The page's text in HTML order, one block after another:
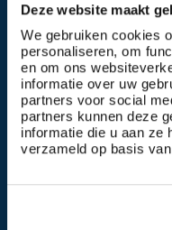
Deze website maakt
We gebruiken cookies
personaliseren, om
en om ons
informatie over uw
partners voor social
partners kunnen deze
informatie die u aan ze
verzameld op basis